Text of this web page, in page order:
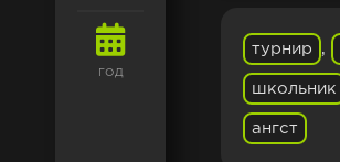
ГОД
турнир ,
школьник
ангст